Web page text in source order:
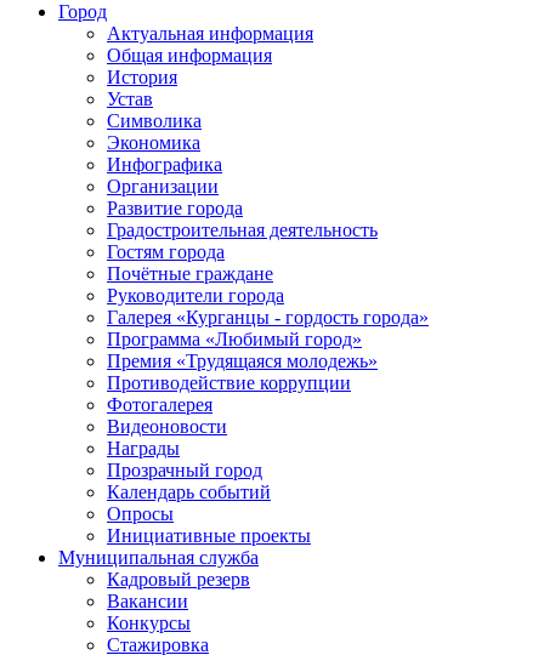
Город
Актуальная информация
Общая информация
История
Устав
Символика
Экономика
Инфографика
Организации
Развитие города
Градостроительная деятельность
Гостям города
Почётные граждане
Руководители города
Галерея «Курганцы - гордость города»
Программа «Любимый город»
Премия «Трудящаяся молодежь»
Противодействие коррупции
Фотогалерея
Видеоновости
Награды
Прозрачный город
Календарь событий
Опросы
Инициативные проекты
Муниципальная служба
Кадровый резерв
Вакансии
Конкурсы
Стажировка